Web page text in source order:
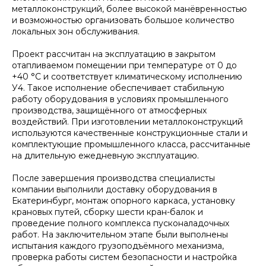
металлоконструкций, более высокой манёвренностью
и возможностью организовать большое количество
локальных зон обслуживания.
Проект рассчитан на эксплуатацию в закрытом
отапливаемом помещении при температуре от 0 до
+40 °C и соответствует климатическому исполнению
У4. Такое исполнение обеспечивает стабильную
работу оборудования в условиях промышленного
производства, защищённого от атмосферных
воздействий. При изготовлении металлоконструкций
используются качественные конструкционные стали и
комплектующие промышленного класса, рассчитанные
на длительную ежедневную эксплуатацию.
После завершения производства специалисты
компании выполнили доставку оборудования в
Екатеринбург, монтаж опорного каркаса, установку
крановых путей, сборку шести кран-балок и
проведение полного комплекса пусконаладочных
работ. На заключительном этапе были выполнены
испытания каждого грузоподъёмного механизма,
проверка работы систем безопасности и настройка
Пермь, ул. Промышленная, 121а
Пн-Пт, 09:00 - 18:00
Козловые краны
Консольные краны
Межцеховые тележки
<Kodigy. />
ООО "Гросскран" 2016 - 2026